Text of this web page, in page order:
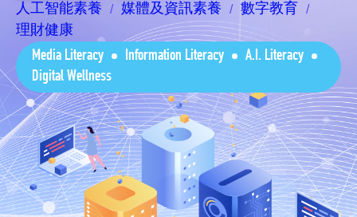
人工智能素養 媒體及資訊素養
數字教育
理財健康
Media Literacy Information Literacy
A.I. Literacy
Digital Wellness